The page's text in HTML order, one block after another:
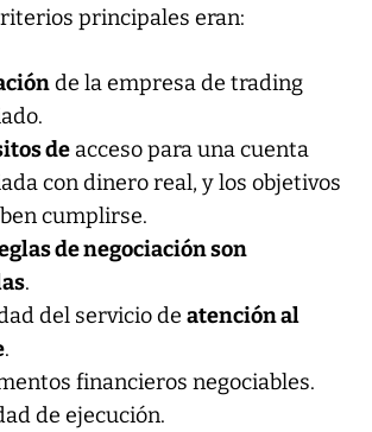
principales eran:
de la empresa de trading
de acceso para una cuenta
con dinero real, y los objetivos
cumplirse.
de negociación son
.
del servicio de atención al
.
financieros negociables.
de ejecución.